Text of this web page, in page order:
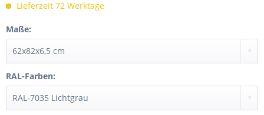
Lieferzeit 72 Werktage
Maße:
RAL-Farben: